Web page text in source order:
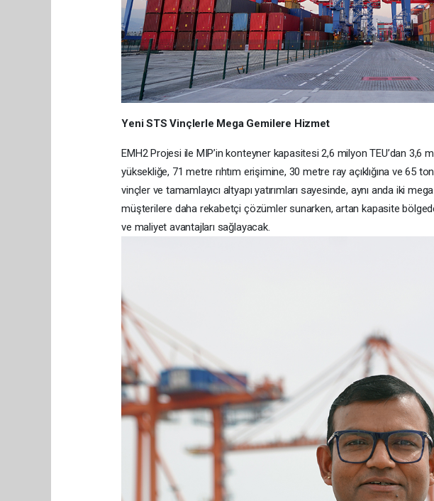
Yeni STS Vinçlerle Mega Gemilere Hizmet
EMH2 Projesi ile MIP’in konteyner kapasitesi 2,6 milyon TEU’dan 3,6
yüksekliğe, 71 metre rıhtım erişimine, 30 metre ray açıklığına ve 65
vinçler ve tamamlayıcı altyapı yatırımları sayesinde, aynı anda iki
müşterilere daha rekabetçi çözümler sunarken, artan kapasite
ve maliyet avantajları sağlayacak.